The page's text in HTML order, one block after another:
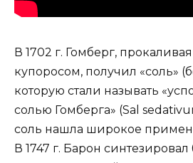
В 1702 г. Гомберг,
купоросом, получил «соль»
которую стали называть
солью Гомберга» (Sal
соль нашла широкое
В 1747 г. Барон синтезировал